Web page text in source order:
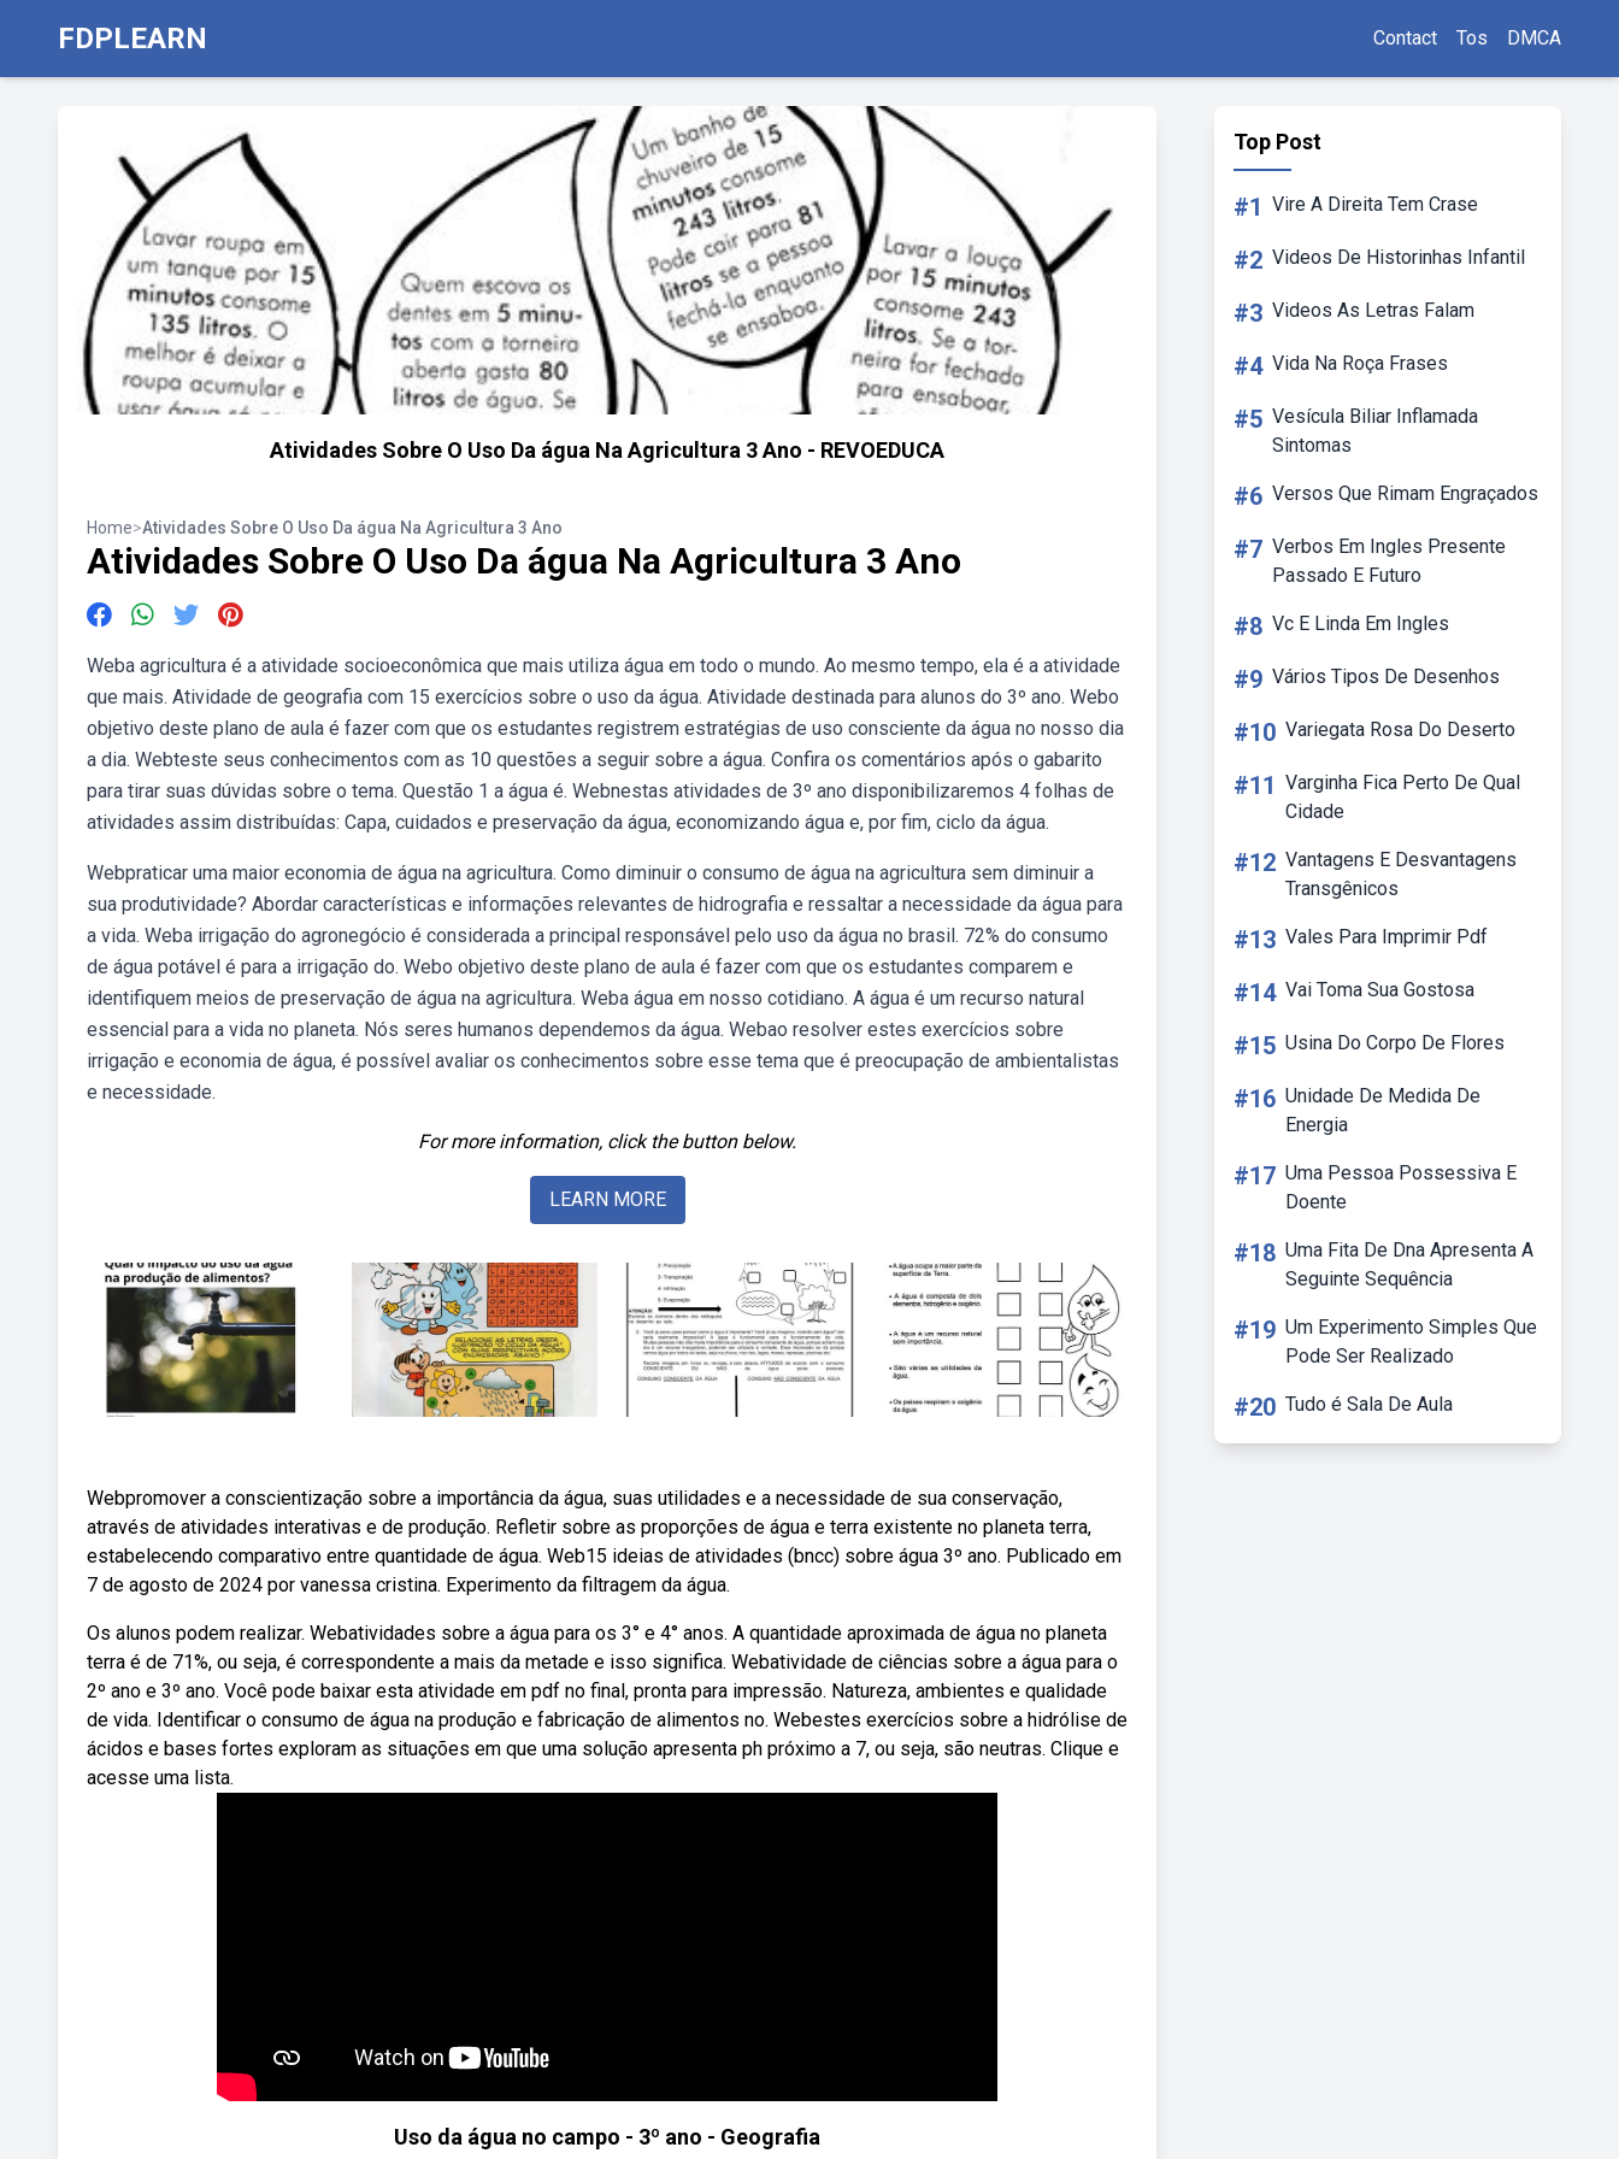
FDPLEARN Contact Tos DMCA
Atividades Sobre O Uso Da água Na Agricultura 3 Ano - REVOEDUCA
Home>Atividades Sobre O Uso Da água Na Agricultura 3 Ano
Atividades Sobre O Uso Da água Na Agricultura 3 Ano
Weba agricultura é a atividade socioeconômica que mais utiliza água em todo o mundo. Ao mesmo tempo, ela é a atividade
que mais. Atividade de geografia com 15 exercícios sobre o uso da água. Atividade destinada para alunos do 3º ano. Webo
objetivo deste plano de aula é fazer com que os estudantes registrem estratégias de uso consciente da água no nosso dia
a dia. Webteste seus conhecimentos com as 10 questões a seguir sobre a água. Confira os comentários após o gabarito
para tirar suas dúvidas sobre o tema. Questão 1 a água é. Webnestas atividades de 3º ano disponibilizaremos 4 folhas de
atividades assim distribuídas: Capa, cuidados e preservação da água, economizando água e, por fim, ciclo da água.
Webpraticar uma maior economia de água na agricultura. Como diminuir o consumo de água na agricultura sem diminuir a
sua produtividade? Abordar características e informações relevantes de hidrografia e ressaltar a necessidade da água para
a vida. Weba irrigação do agronegócio é considerada a principal responsável pelo uso da água no brasil. 72% do consumo
de água potável é para a irrigação do. Webo objetivo deste plano de aula é fazer com que os estudantes comparem e
identifiquem meios de preservação de água na agricultura. Weba água em nosso cotidiano. A água é um recurso natural
essencial para a vida no planeta. Nós seres humanos dependemos da água. Webao resolver estes exercícios sobre
irrigação e economia de água, é possível avaliar os conhecimentos sobre esse tema que é preocupação de ambientalistas
e necessidade.
For more information, click the button below.
LEARN MORE
Webpromover a conscientização sobre a importância da água, suas utilidades e a necessidade de sua conservação,
através de atividades interativas e de produção. Refletir sobre as proporções de água e terra existente no planeta terra,
estabelecendo comparativo entre quantidade de água. Web15 ideias de atividades (bncc) sobre água 3º ano. Publicado em
7 de agosto de 2024 por vanessa cristina. Experimento da filtragem da água.
Os alunos podem realizar. Webatividades sobre a água para os 3° e 4° anos. A quantidade aproximada de água no planeta
terra é de 71%, ou seja, é correspondente a mais da metade e isso significa. Webatividade de ciências sobre a água para o
2º ano e 3º ano. Você pode baixar esta atividade em pdf no final, pronta para impressão. Natureza, ambientes e qualidade
de vida. Identificar o consumo de água na produção e fabricação de alimentos no. Webestes exercícios sobre a hidrólise de
ácidos e bases fortes exploram as situações em que uma solução apresenta ph próximo a 7, ou seja, são neutras. Clique e
acesse uma lista.
Uso da água no campo - 3º ano - Geografia
Top Post
#1 Vire A Direita Tem Crase
#2 Videos De Historinhas Infantil
#3 Videos As Letras Falam
#4 Vida Na Roça Frases
#5 Vesícula Biliar Inflamada
Sintomas
#6 Versos Que Rimam Engraçados
#7 Verbos Em Ingles Presente
Passado E Futuro
#8 Vc E Linda Em Ingles
#9 Vários Tipos De Desenhos
#10 Variegata Rosa Do Deserto
#11 Varginha Fica Perto De Qual
Cidade
#12 Vantagens E Desvantagens
Transgênicos
#13 Vales Para Imprimir Pdf
#14 Vai Toma Sua Gostosa
#15 Usina Do Corpo De Flores
#16 Unidade De Medida De
Energia
#17 Uma Pessoa Possessiva E
Doente
#18 Uma Fita De Dna Apresenta A
Seguinte Sequência
#19 Um Experimento Simples Que
Pode Ser Realizado
#20 Tudo é Sala De Aula